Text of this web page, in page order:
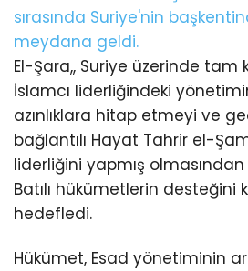
El-Şara,, Suriye üzerinde tam
İslamcı liderliğindeki
azınlıklara hitap etmeyi ve
bağlantılı Hayat Tahrir el-
liderliğini yapmış
Batılı hükümetlerin desteğini
hedefledi.
Hükümet, Esad yönetiminin